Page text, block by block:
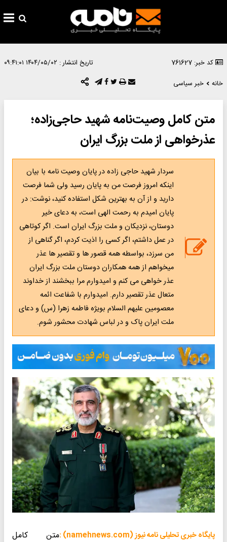
کد خبر: 761627 تاریخ انتشار : ۱۴۰۴/۰۵/۰۲ ۰۹:۴۱:۰۱
خانه
خبر سیاسی
متن کامل وصیت‌نامه شهید حاجی‌زاده؛
عذرخواهی از ملت بزرگ ایران
سردار شهید حاجی زاده در پایان وصیت نامه با بیان
اینکه امروز فرصت من به پایان رسید ولی شما فرصت
دارید و از آن به بهترین شکل استفاده کنید، نوشت: در
پایان امیدم به رحمت الهی است، به دعای خیر
دوستان، نزدیکان و ملت بزرگ ایران است. اگر کوتاهی
در عمل داشتم، اگر کسی را اذیت کردم، اگر گناهی از
من سرزد، بواسطه همه قصور ها و تقصیر ها عذر
میخواهم از همه همکاران دوستان ملت بزرگ ایران
عذر خواهی می کنم و امیدوارم مرا ببخشند از خداوند
متعال عذر تقصیر دارم. امیدوارم با شفاعت ائمه
معصومین علیهم السلام بویژه فاطمه زهرا (س) و دعای
ملت ایران پاک و در لباس شهادت محشور شوم.
پایگاه خبری تحلیلی نامه نیوز (namehnews.com) :
متن کامل